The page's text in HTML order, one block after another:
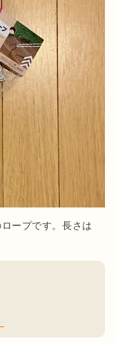
ープです。長さは